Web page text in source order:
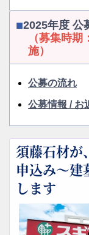
2025年度 公
（募集時
施）
公募の流れ
公募情報 / お
須藤石材が
申込み～建
します